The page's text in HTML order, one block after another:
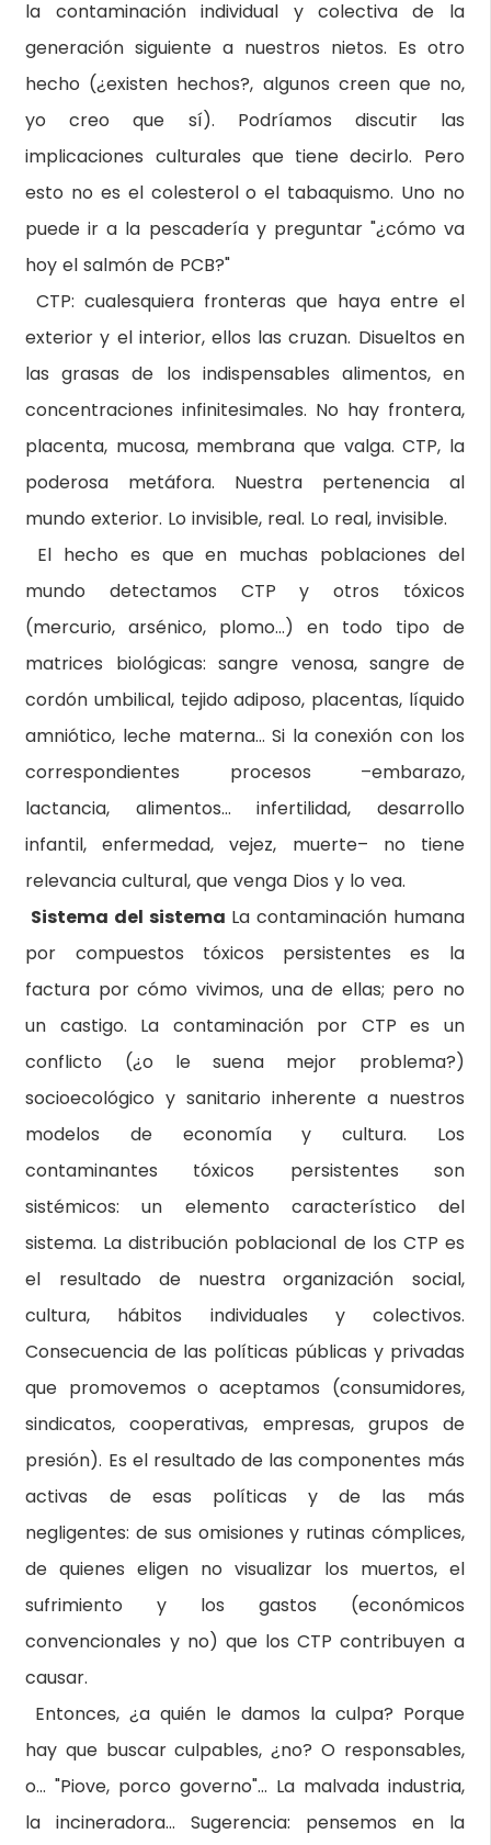
la contaminación individual y colectiva de la
generación siguiente a nuestros nietos. Es otro
hecho (¿existen hechos?, algunos creen que no,
yo creo que sí). Podríamos discutir las
implicaciones culturales que tiene decirlo. Pero
esto no es el colesterol o el tabaquismo. Uno no
puede ir a la pescadería y preguntar "¿cómo va
hoy el salmón de PCB?"
CTP: cualesquiera fronteras que haya entre el
exterior y el interior, ellos las cruzan. Disueltos en
las grasas de los indispensables alimentos, en
concentraciones infinitesimales. No hay frontera,
placenta, mucosa, membrana que valga. CTP, la
poderosa metáfora. Nuestra pertenencia al
mundo exterior. Lo invisible, real. Lo real, invisible.
El hecho es que en muchas poblaciones del
mundo detectamos CTP y otros tóxicos
(mercurio, arsénico, plomo…) en todo tipo de
matrices biológicas: sangre venosa, sangre de
cordón umbilical, tejido adiposo, placentas, líquido
amniótico, leche materna… Si la conexión con los
correspondientes procesos –embarazo,
lactancia, alimentos… infertilidad, desarrollo
infantil, enfermedad, vejez, muerte– no tiene
relevancia cultural, que venga Dios y lo vea.
Sistema del sistema La contaminación humana
por compuestos tóxicos persistentes es la
factura por cómo vivimos, una de ellas; pero no
un castigo. La contaminación por CTP es un
conflicto (¿o le suena mejor problema?)
socioecológico y sanitario inherente a nuestros
modelos de economía y cultura. Los
contaminantes tóxicos persistentes son
sistémicos: un elemento característico del
sistema. La distribución poblacional de los CTP es
el resultado de nuestra organización social,
cultura, hábitos individuales y colectivos.
Consecuencia de las políticas públicas y privadas
que promovemos o aceptamos (consumidores,
sindicatos, cooperativas, empresas, grupos de
presión). Es el resultado de las componentes más
activas de esas políticas y de las más
negligentes: de sus omisiones y rutinas cómplices,
de quienes eligen no visualizar los muertos, el
sufrimiento y los gastos (económicos
convencionales y no) que los CTP contribuyen a
causar.
Entonces, ¿a quién le damos la culpa? Porque
hay que buscar culpables, ¿no? O responsables,
o… "Piove, porco governo"… La malvada industria,
la incineradora… Sugerencia: pensemos en la